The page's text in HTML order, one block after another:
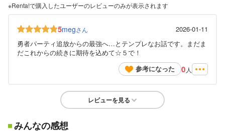
※Renta!で購入したユーザーのレビューのみが表示されます
5megさん
2026-01-11
勇者パーティ追放からの最強へ…とテンプレなお話です。まだま
だこれからの続きに期待を込めて☆５で！
参考になった
0 人
レビューを見る
みんなの感想